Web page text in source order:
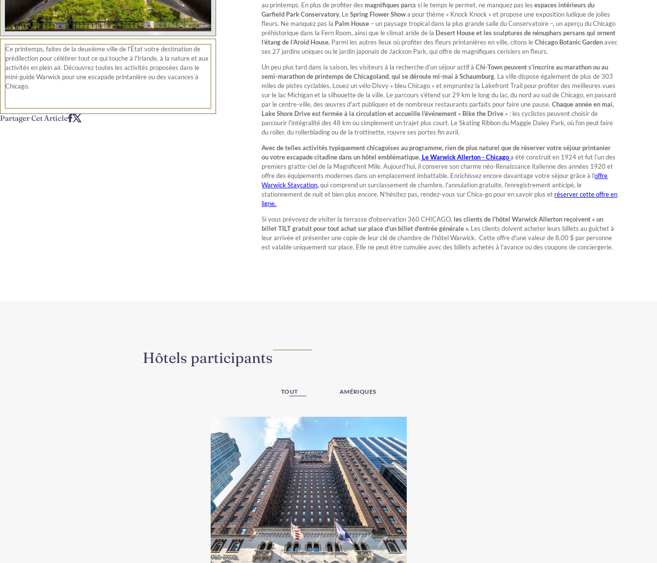
Ce printemps, faites de la deuxième ville de l'État votre destination de
prédilection pour célébrer tout ce qui touche à l'Irlande, à la nature et aux
activités en plein air. Découvrez toutes les activités proposées dans le
mini-guide Warwick pour une escapade printanière ou des vacances à
Chicago.
Partager Cet Article
au printemps. En plus de profiter des magnifiques parcssi le temps le permet, ne manquez pas lesespaces intérieurs du
Garfield Park Conservatory. LeSpring Flower Showa pour thème « Knock Knock » et propose une exposition ludique de jolies
fleurs. Ne manquez pas la Palm House – un paysage tropical dans la plus grande salle du Conservatoire –, un aperçu du Chicago
préhistorique dans la Fern Room, ainsi que le climat aride de la Desert House et les sculptures de nénuphars persans qui ornent
l’étang de l’Aroid House. Parmi les autres lieux où profiter des fleurs printanières en ville, citons leChicago Botanic Gardenavec
ses 27 jardins uniques ou le jardin japonais de Jackson Park, qui offre de magnifiques cerisiers en fleurs.
Un peu plus tard dans la saison, les visiteurs à la recherche d’un séjour actif àChi-Town peuvent s’inscrire au marathon ou au
semi-marathon de printemps de Chicagoland,qui se déroule mi-mai à Schaumburg. La ville dispose également de plus de 303
miles de pistes cyclables. Louez un vélo Divvy « bleu Chicago » et empruntez la Lakefront Trail pour profiter des meilleures vues
sur le lac Michigan et la silhouette de la ville. Le parcours s'étend sur 29 km le long du lac, du nord au sud de Chicago, en passant
par le centre-ville, des œuvres d'art publiques et de nombreux restaurants parfaits pour faire une pause.Chaque année en mai,
Lake Shore Drive est fermée à la circulation et accueille l'événement « Bike the Drive » : les cyclistes peuvent choisir de
parcourir l'intégralité des 48 km ou simplement un trajet plus court. Le Skating Ribbon du Maggie Daley Park, où l'on peut faire
du roller, du rollerblading ou de la trottinette, rouvre ses portes fin avril.
Avec de telles activités typiquement chicagoises au programme, rien de plus naturel que de réserver votre séjour printanier
ou votre escapade citadine dans un hôtel emblématique. Le Warwick Allerton - Chicagoa été construit en 1924 et fut l’un des
premiers gratte-ciel de la Magnificent Mile. Aujourd’hui, il conserve son charme néo-Renaissance italienne des années 1920 et
offre des équipements modernes dans un emplacement imbattable. Enrichissez encore davantage votre séjour grâce à l'offre
Warwick Staycation, qui comprend un surclassement de chambre, l'annulation gratuite, l'enregistrement anticipé, le
stationnement de nuit et bien plus encore. N'hésitez pas, rendez-vous sur Chica-go pour en savoir plus et réserver cette offre en
ligne.
Si vous prévoyez de visiter la terrasse d'observation 360 CHICAGO, les clients de l'hôtel Warwick Allerton reçoivent « un
billet TILT gratuit pour tout achat sur place d'un billet d'entrée générale ». Les clients doivent acheter leurs billets au guichet à
leur arrivée et présenter une copie de leur clé de chambre de l'hôtel Warwick. Cette offre d'une valeur de 8,00 $ par personne
est valable uniquement sur place. Elle ne peut être cumulée avec des billets achetés à l'avance ou des coupons de conciergerie.
Hôtels participants
TOUT AMÉRIQUES